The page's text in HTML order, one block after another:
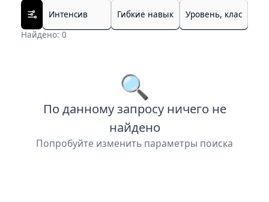
Найдено: 0
🔍
По данному запросу ничего не
найдено
Попробуйте изменить параметры поиска